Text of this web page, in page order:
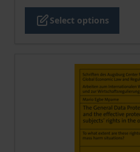
Select options